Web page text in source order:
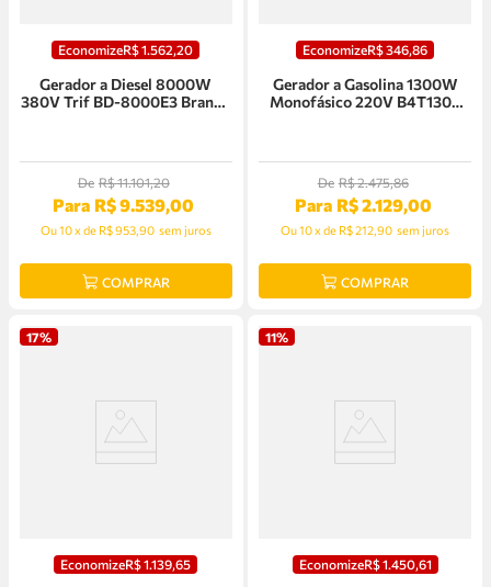
EconomizeR$1 562 ,20
Gerador a Diesel 8000W
380V Trif BD-8000E3 Branco
De R$11.101,20
Para R$9.539,00
Ou10xde R$ 953,90 sem juros
COMPRAR
EconomizeR$346 ,86
Gerador a Gasolina 1300W
Monofásico 220V B4T1300
De R$2.475,86
Para R$2.129,00
Ou10xde R$ 212,90 sem juros
COMPRAR
17%
EconomizeR$1 .139 ,65
11%
EconomizeR$1 450, 61